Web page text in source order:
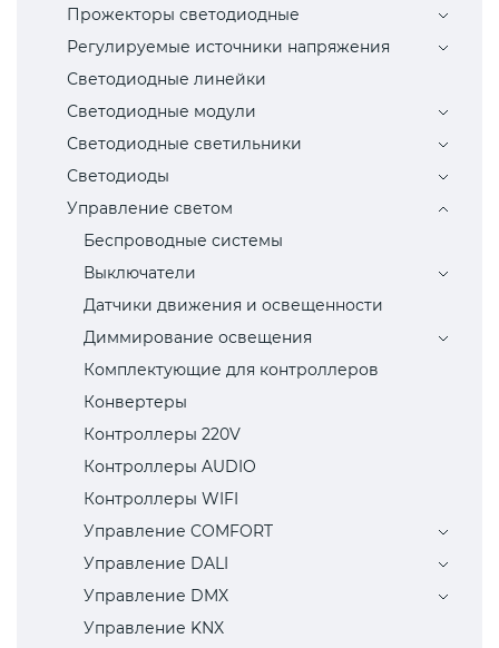
Прожекторы светодиодные
Регулируемые источники напряжения
Светодиодные линейки
Светодиодные модули
Светодиодные светильники
Светодиоды
Управление светом
Беспроводные системы
Выключатели
Датчики движения и освещенности
Диммирование освещения
Комплектующие для контроллеров
Конвертеры
Контроллеры 220V
Контроллеры AUDIO
Контроллеры WIFI
Управление COMFORT
Управление DALI
Управление DMX
Управление KNX